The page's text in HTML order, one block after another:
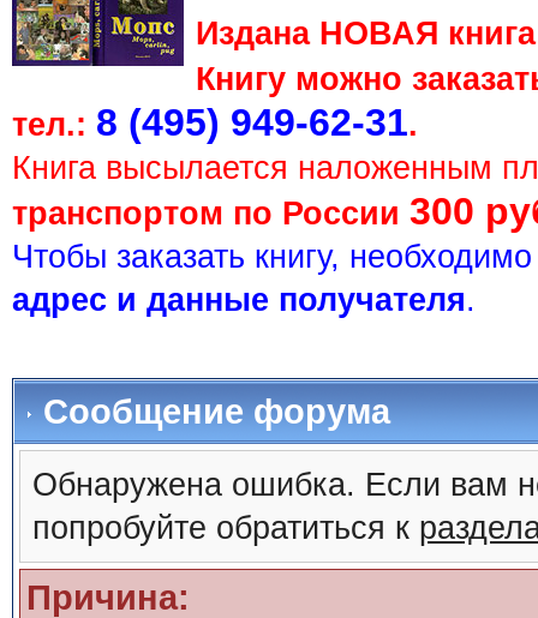
Издана НОВАЯ
Книгу можно
тел.: 8 (495) 949-62-31.
Книга высылается наложенным
транспортом по России 300
Чтобы заказать книгу,
адрес и данные получателя.
Сообщение форума
Обнаружена ошибка. Если вам
попробуйте обратиться к
Причина: